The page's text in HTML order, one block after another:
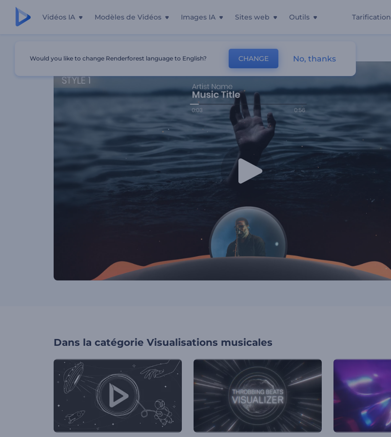
Vidéos IA Modèles de Vidéos Images IA Sites web Outils Tarification
Visualiseur De Musique Beats Rhytmiques
Dans la catégorie Visualisations musicales
Would you like to change Renderforest language to English? CHANGE No, thanks